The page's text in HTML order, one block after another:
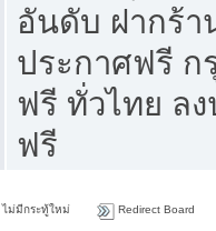
อันดับ ฝากร้า
ประกาศฟรี ก
ฟรี ทั่วไทย ล
ฟรี
ไม่มีกระทู้ใหม่ Redirect Board